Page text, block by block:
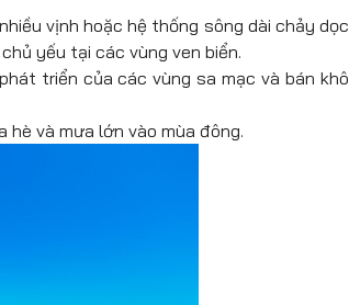
vịnh hoặc hệ thống sông dài chảy dọc
yếu tại các vùng ven biển.
triển của các vùng sa mạc và bán khô
hè và mưa lớn vào mùa đông.